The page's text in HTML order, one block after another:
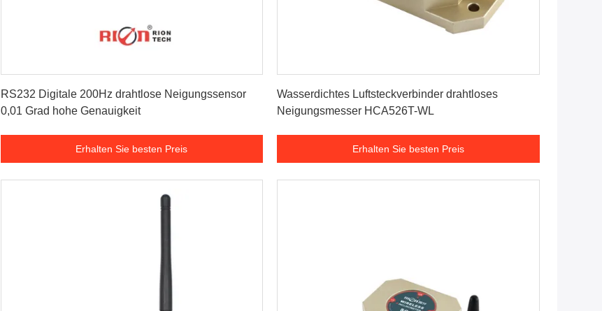
RS232 Digitale 200Hz drahtlose Neigungssensor
0,01 Grad hohe Genauigkeit
Erhalten Sie besten Preis
Wasserdichtes Luftsteckverbinder drahtloses
Neigungsmesser HCA526T-WL
Erhalten Sie besten Preis